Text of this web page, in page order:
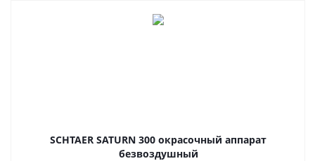
SCHTAER SATURN 300 окрасочный аппарат
безвоздушный